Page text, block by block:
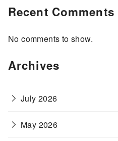
Recent Comments
No comments to show.
Archives
July 2026
May 2026